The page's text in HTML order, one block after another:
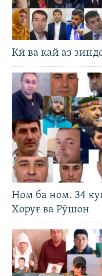
Кӣ ва кай аз
Ном ба ном. 34
Хоруғ ва Рӯшон